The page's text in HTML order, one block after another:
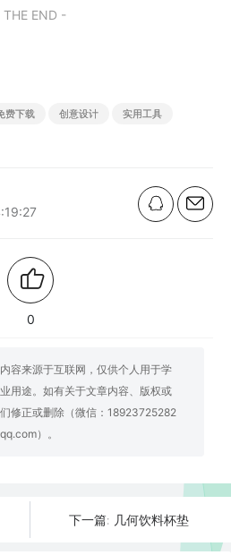
THE END -
费下载 创意设计
实用工具
0
容来源于互联网，仅供个人用于学
用途。如有关于文章内容、版权或
修正或删除（微信：18923725282
）。
下一篇: 几何饮料杯垫